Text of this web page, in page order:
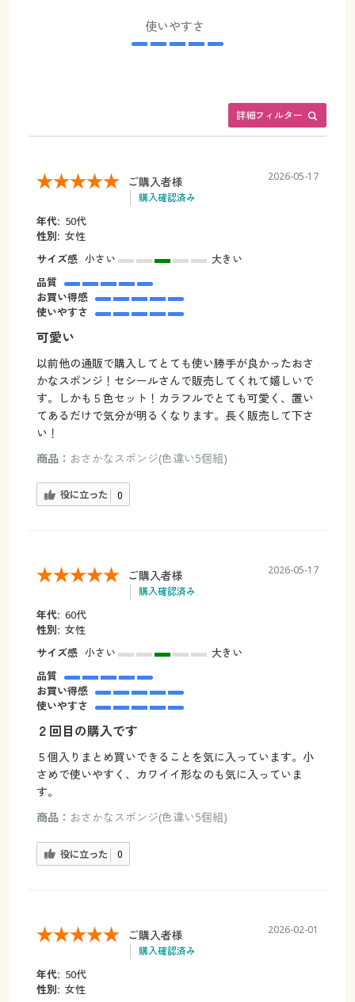
使いやすさ
詳細フィルター
ご購入者様
購入確認済み
2026-05-17
年代: 50代
性別: 女性
サイズ感 小さい
大きい
品質
お買い得感
使いやすさ
可愛い
以前他の通販で購入してとても使い勝手が良かったおさ
かなスポンジ！セシールさんで販売してくれて嬉しいで
す。しかも５色セット！カラフルでとても可愛く、置い
てあるだけで気分が明るくなります。長く販売して下さ
い！
商品： おさかなスポンジ(色違い5個組)
役に立った 0
ご購入者様
購入確認済み
2026-05-17
年代: 60代
性別: 女性
サイズ感 小さい
大きい
品質
お買い得感
使いやすさ
２回目の購入です
５個入りまとめ買いできることを気に入っています。小
さめで使いやすく、カワイイ形なのも気に入っていま
す。
商品： おさかなスポンジ(色違い5個組)
役に立った 0
ご購入者様
購入確認済み
2026-02-01
年代: 50代
性別: 女性